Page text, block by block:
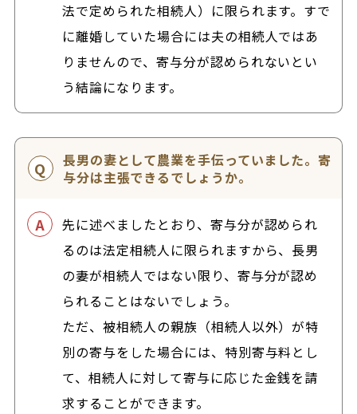
法で定められた相続人）に限られます。すで
に離婚していた場合には夫の相続人ではあ
りませんので、寄与分が認められないとい
う結論になります。
長男の妻として農業を手伝っていました。寄
与分は主張できるでしょうか。
先に述べましたとおり、寄与分が認められ
るのは法定相続人に限られますから、長男
の妻が相続人ではない限り、寄与分が認め
られることはないでしょう。
ただ、被相続人の親族（相続人以外）が特
別の寄与をした場合には、特別寄与料とし
て、相続人に対して寄与に応じた金銭を請
求することができます。